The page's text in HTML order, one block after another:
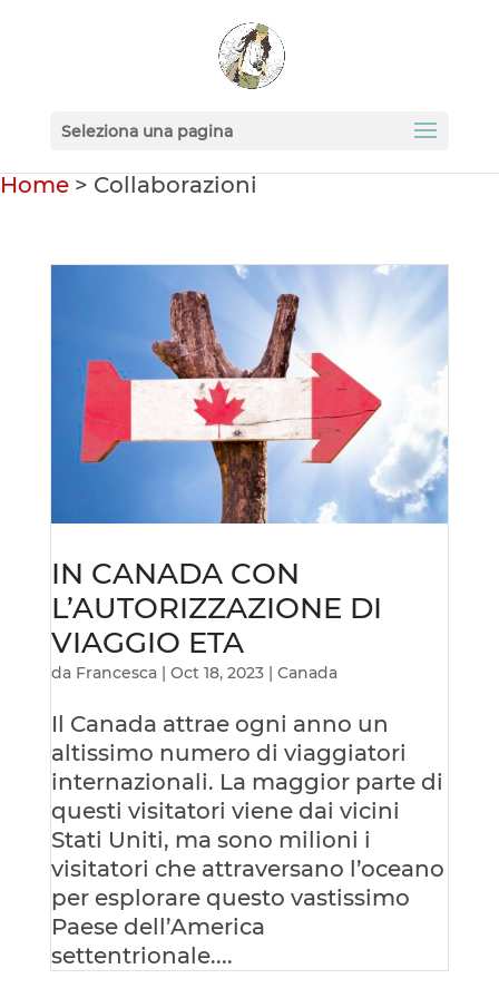
Seleziona una pagina
Home > Collaborazioni
IN CANADA CON
L’AUTORIZZAZIONE DI
VIAGGIO ETA
da Francesca| Oct 18, 2023| Canada
Il Canada attrae ogni anno un
altissimo numero di viaggiatori
internazionali. La maggior parte di
questi visitatori viene dai vicini
Stati Uniti, ma sono milioni i
visitatori che attraversano l’oceano
per esplorare questo vastissimo
Paese dell’America
settentrionale....